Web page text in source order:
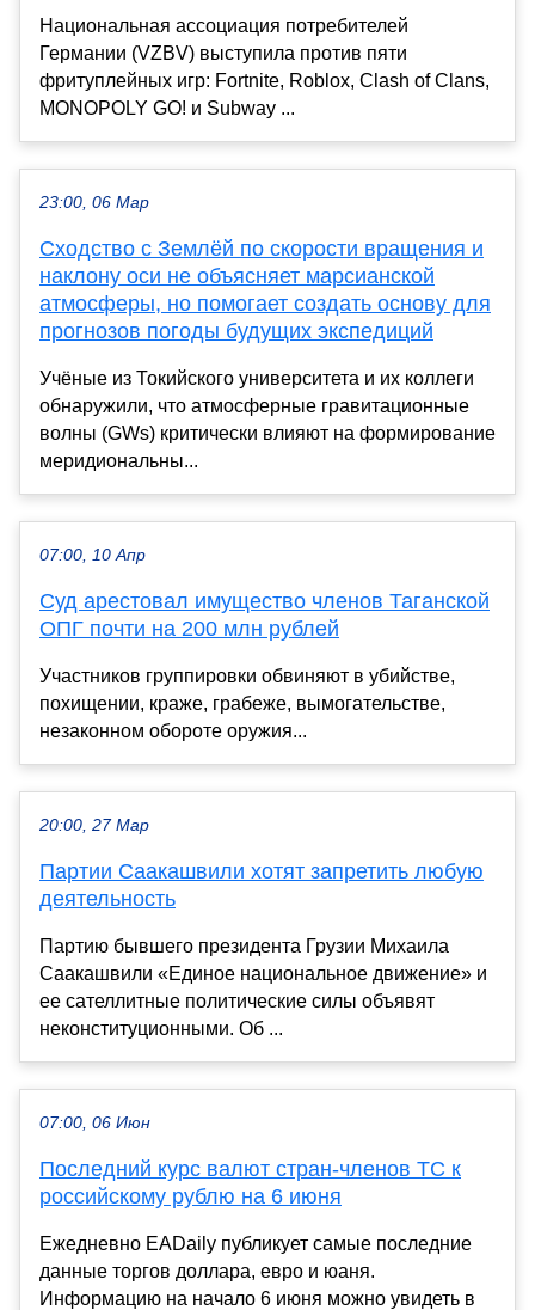
Национальная ассоциация потребителей
Германии (VZBV) выступила против пяти
фритуплейных игр: Fortnite, Roblox, Clash of Clans,
MONOPOLY GO! и Subway ...
23:00, 06 Мар
Сходство с Землёй по скорости вращения и
наклону оси не объясняет марсианской
атмосферы, но помогает создать основу для
прогнозов погоды будущих экспедиций
Учёные из Токийского университета и их коллеги
обнаружили, что атмосферные гравитационные
волны (GWs) критически влияют на формирование
меридиональны...
07:00, 10 Апр
Суд арестовал имущество членов Таганской
ОПГ почти на 200 млн рублей
Участников группировки обвиняют в убийстве,
похищении, краже, грабеже, вымогательстве,
незаконном обороте оружия...
20:00, 27 Мар
Партии Саакашвили хотят запретить любую
деятельность
Партию бывшего президента Грузии Михаила
Саакашвили «Единое национальное движение» и
ее сателлитные политические силы объявят
неконституционными. Об ...
07:00, 06 Июн
Последний курс валют стран-членов ТС к
российскому рублю на 6 июня
Ежедневно EADaily публикует самые последние
данные торгов доллара, евро и юаня.
Информацию на начало 6 июня можно увидеть в